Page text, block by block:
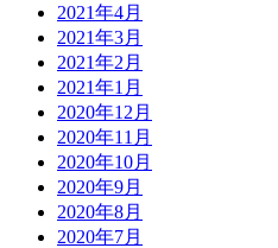
2021年4月
2021年3月
2021年2月
2021年1月
2020年12月
2020年11月
2020年10月
2020年9月
2020年8月
2020年7月